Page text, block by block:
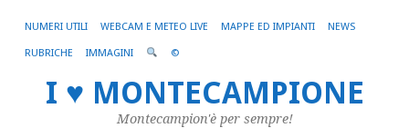
NUMERI UTILI WEBCAM E METEO LIVE MAPPE ED IMPIANTI NEWS
RUBRICHE IMMAGINI ©
I ♥ MONTECAMPIONE
Montecampion'è per sempre!